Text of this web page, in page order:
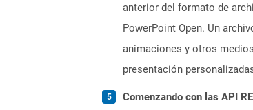
anterior del formato de
PowerPoint Open. Un
animaciones y otros
presentación
Comenzando con las API